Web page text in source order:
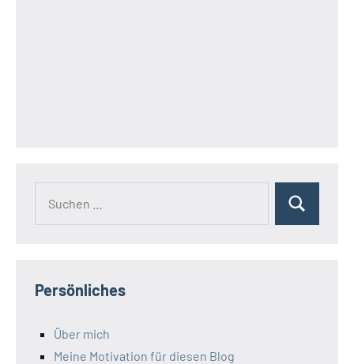
Suchen
Persönliches
Über mich
Meine Motivation für diesen Blog